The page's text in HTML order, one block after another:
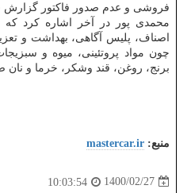
فروشی و عدم صدور فاکتور
محمدی پور در آخر اشاره کرد که
اصناف، پلیس آگاهی، بهداشت و
چون مواد پروتئینی، میوه و
برنج، روغن، قند وشکر، خرما و
منبع: mastercar.ir
1400/02/27
10:03:54